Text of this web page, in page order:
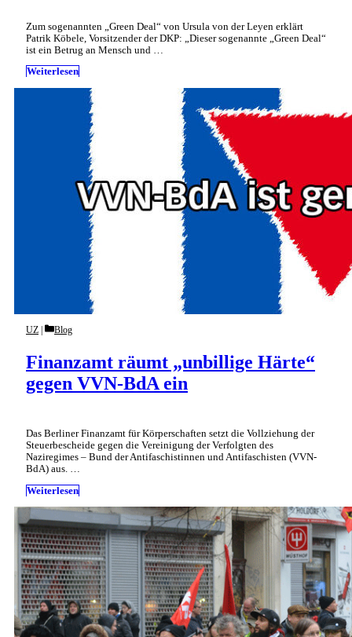
Zum sogenannten „Green Deal“ von Ursula von der Leyen erklärt
Patrik Köbele, Vorsitzender der DKP: „Dieser sogenannte „Green Deal“
ist ein Betrug an Mensch und …
Weiterlesen
Finanzamt räumt „unbillige Härte“
gegen VVN-BdA ein
UZ Categories
Blog
Das Berliner Finanzamt für Körperschaften setzt die Vollziehung der
Steuerbescheide gegen die Vereinigung der Verfolgten des
Naziregimes – Bund der Antifaschistinnen und Antifaschisten (VVN-
BdA) aus. …
Weiterlesen